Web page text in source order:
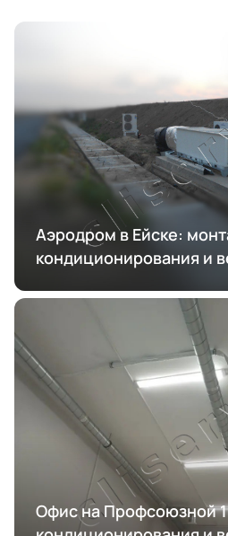
Аэродром в Ейске:
кондиционирования и
Офис на Профсоюзной